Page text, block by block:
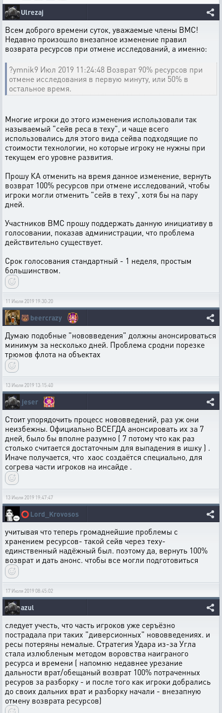
Ulrezaj
Всем доброго времени суток, уважаемые члены ВМС!
Недавно произошло внезапное изменение правил
возврата ресурсов при отмене исследований, а именно:
?ymnik9 Июл 2019 11:24:48 Возврат 90% ресурсов при
отмене исследования в первую минуту, или 50% в
остальное время.
Многие игроки до этого изменения использовали так
называемый "сейв реса в теху", и чаще всего
использовались для этого вида сейва подходящие по
стоимости технологии, но которые игроку не нужны при
текущем его уровне развития.
Прошу КА отменить на время данное изменение, вернуть
возврат 100% ресурсов при отмене исследований, чтобы
игроки могли отменить "сейв в теху", хотя бы на пару
дней.
Участников ВМС прошу поддержать данную инициативу в
голосовании, показав администрации, что проблема
действительно существует.
Срок голосования стандартный - 1 неделя, простым
большинством.
11 Июля 2019 19:30:20
🐻beercrazy
Думаю подобные "нововведения" должны анонсироваться
минимум за несколько дней. Проблема сродни порезке
трюмов флота на объектах
13 Июля 2019 13:15:40
jeser
Стоит упорядочить процесс нововведений, раз уж они
неизбежны. Официально ВСЕГДА анонсировать их за 7
дней, было бы вполне разумно ( 7 потому что как раз
столько считается достаточным для выпадения в ишку ) .
Иначе получается, что хаос создаётся специально, для
согрева части игроков на инсайде .
13 Июля 2019 19:47:47
⭕Lord_Krovosos
учитывая что теперь громаднейшие проблемы с
хранением ресурсов- такой сейв через теху-
единственный надёжный был. поэтому да, вернуть 100%
возврат и дать анонс. чтобы все могли подготовиться
17 Июля 2019 08:45:02
azul
следует учесть, что часть игроков уже серъёзно
пострадала при таких "диверсионных" нововведениях. и
ресы потеряны немалые. Стратегия Удара из-за Угла
стала излюбленым методом воровства наиграного
ресурса и времени ( напомню недавнее урезание
дальности врат/обещаный возврат 100% потраченных
ресуров за разборку - и после того как игроки добрались
до своих дальних врат и разборку начали - внезапную
отмену возврата ресурсов)